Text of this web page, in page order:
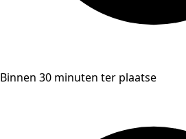
Binnen 30 minuten ter plaatse